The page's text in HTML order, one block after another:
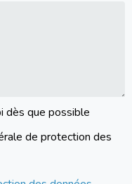
dès que possible
de protection des